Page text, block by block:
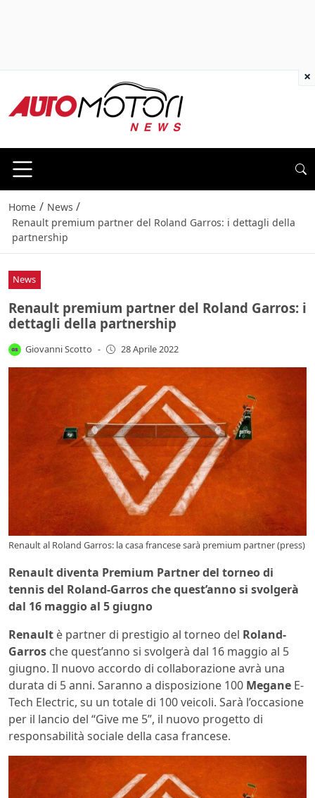
Home / News /
Renault premium partner del Roland Garros: i dettagli della
partnership
News
Renault premium partner del Roland Garros: i
dettagli della partnership
Giovanni Scotto - 28 Aprile 2022
Renault al Roland Garros: la casa francese sarà premium partner (press)
Renault diventa Premium Partner del torneo di
tennis del Roland-Garros che quest’anno si svolgerà
dal 16 maggio al 5 giugno
Renault è partner di prestigio al torneo del Roland-
Garros che quest’anno si svolgerà dal 16 maggio al 5
giugno. Il nuovo accordo di collaborazione avrà una
durata di 5 anni. Saranno a disposizione 100 Megane E-
Tech Electric, su un totale di 100 veicoli. Sarà l’occasione
per il lancio del “Give me 5”, il nuovo progetto di
responsabilità sociale della casa francese.
×